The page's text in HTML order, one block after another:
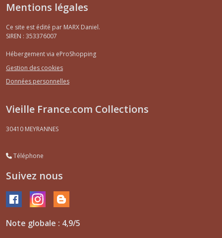
Mentions légales
Ce site est édité par MARX Daniel.
SIREN : 353376007
Hébergement via eProShopping
Gestion des cookies
Données personnelles
Vieille France.com Collections
30410 MEYRANNES
Téléphone
Suivez nous
Note globale : 4,9/5